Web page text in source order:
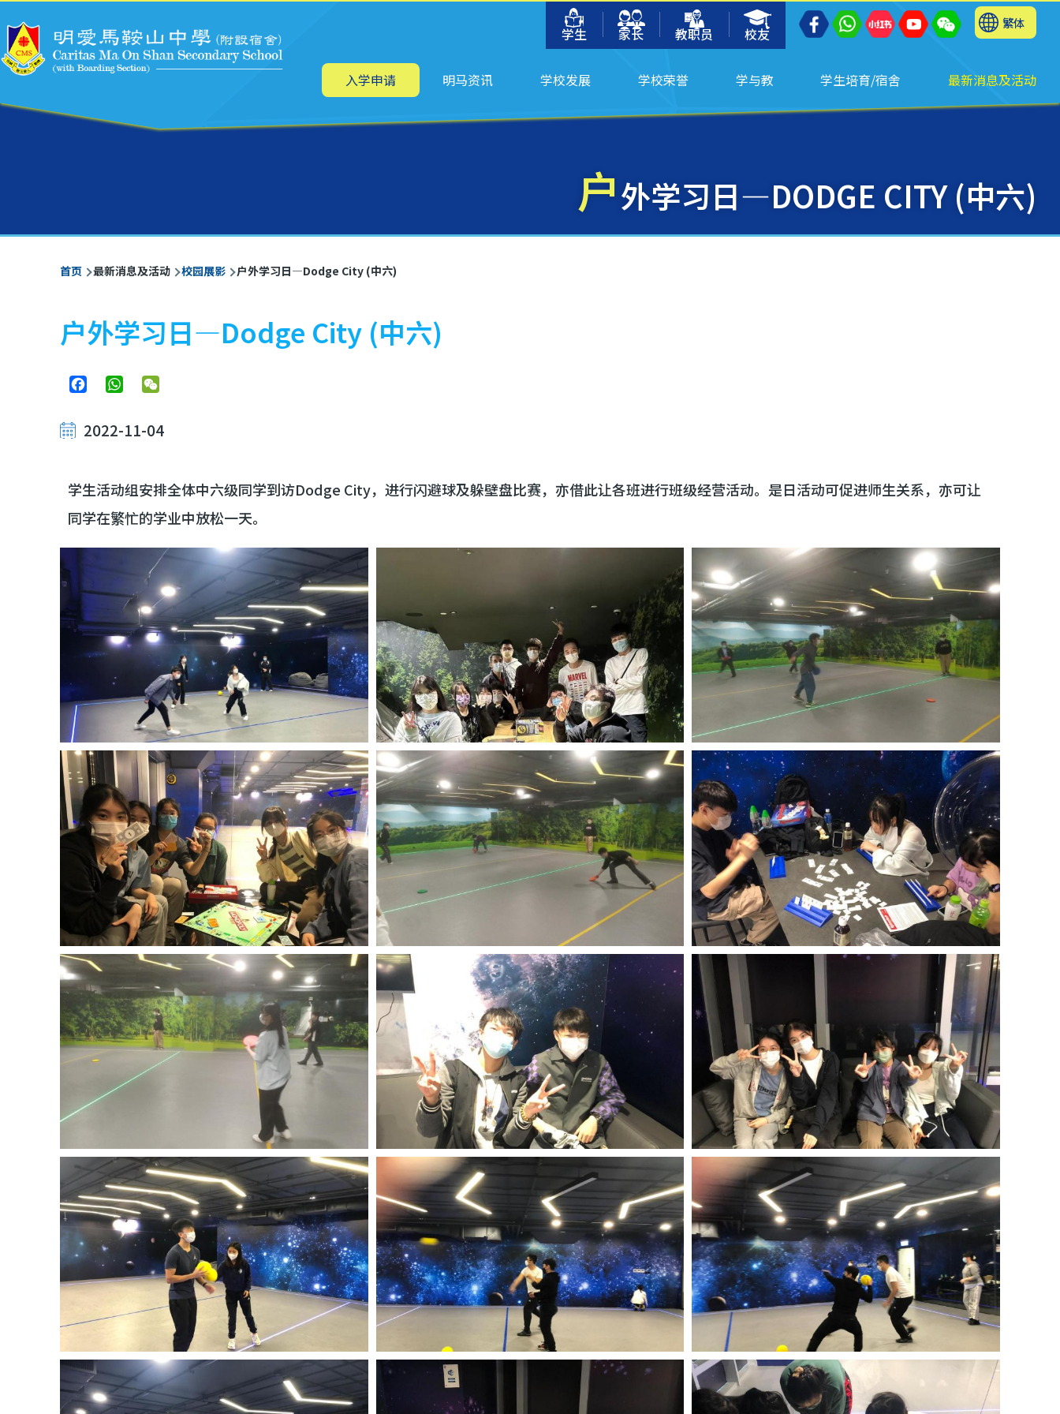
学生
家长 教职员 校友
繁体
主
航 入学申请 明马资讯 学校发展 学校荣誉 学与教 学生培育/宿舍 最新消息及活动
户外学习日—DODGE CITY (中六)
面
包
屑
首页 最新消息及活动 校园展影 户外学习日—Dodge City (中六)
户外学习日—Dodge City (中六)
FacebookWhatsApp
2022-11-04
学生活动组安排全体中六级同学到访Dodge City，进行闪避球及躲壁盘比赛，亦借此让各班进行班级经营活动。是日活动可促进师生关系，亦可让
同学在繁忙的学业中放松一天。